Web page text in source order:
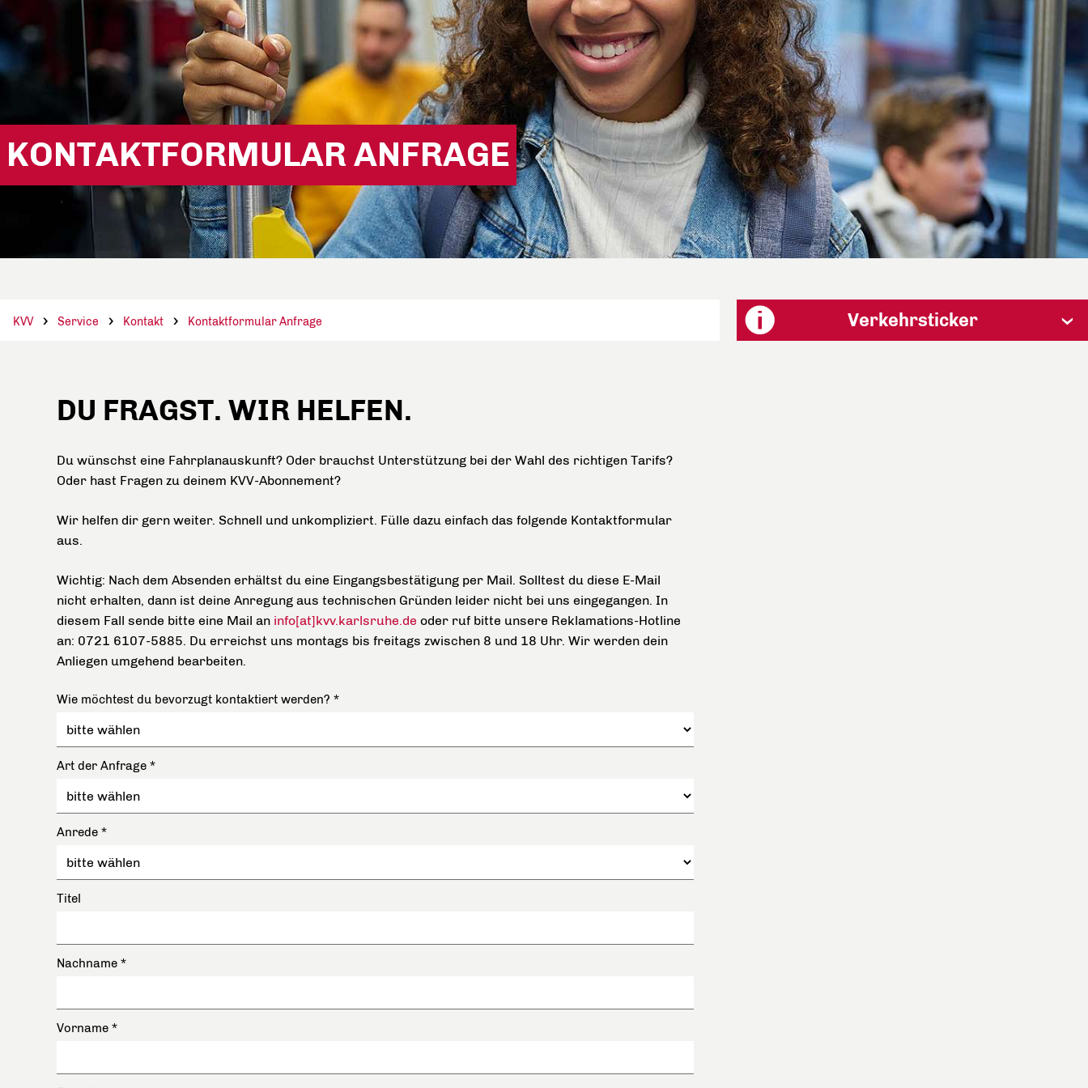
KONTAKTFORMULAR ANFRAGE
KVV Service Kontakt Kontaktformular Anfrage
DU FRAGST. WIR HELFEN.
Du wünschst eine Fahrplanauskunft? Oder brauchst Unterstützung bei der Wahl des richtigen Tarifs?
Oder hast Fragen zu deinem KVV-Abonnement?
Wir helfen dir gern weiter. Schnell und unkompliziert. Fülle dazu einfach das folgende Kontaktformular
aus.
Wichtig: Nach dem Absenden erhältst du eine Eingangsbestätigung per Mail. Solltest du diese E-Mail
nicht erhalten, dann ist deine Anregung aus technischen Gründen leider nicht bei uns eingegangen. In
diesem Fall sende bitte eine Mail an info[at]kvv.karlsruhe.de oder ruf bitte unsere Reklamations-Hotline
an: 0721 6107-5885. Du erreichst uns montags bis freitags zwischen 8 und 18 Uhr. Wir werden dein
Anliegen umgehend bearbeiten.
Wie möchtest du bevorzugt kontaktiert werden? *
Art der Anfrage *
Anrede *
Titel
Nachname *
Vorname *
Verkehrsticker